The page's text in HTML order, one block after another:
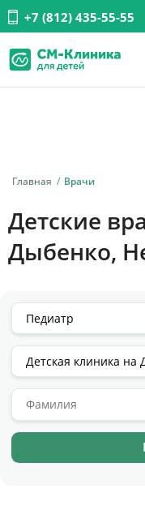
+7 (812) 435-55-55
Главная Врачи
Детские
Дыбенко,
Услуги
Заболевания
Акции
Отзывы
Цены
Контакты